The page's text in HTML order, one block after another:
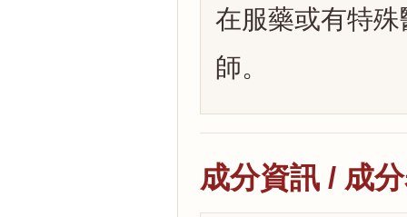
在服藥或有特
師。
成分資訊 / 成